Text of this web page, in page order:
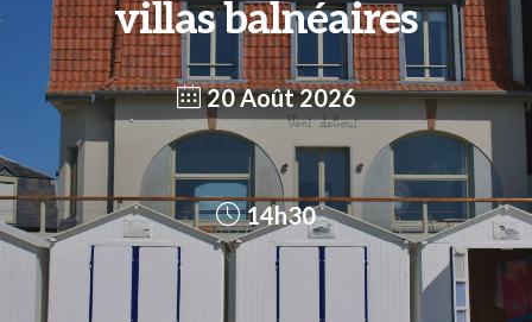
villas balnéaires
20 Août 2026
14h30